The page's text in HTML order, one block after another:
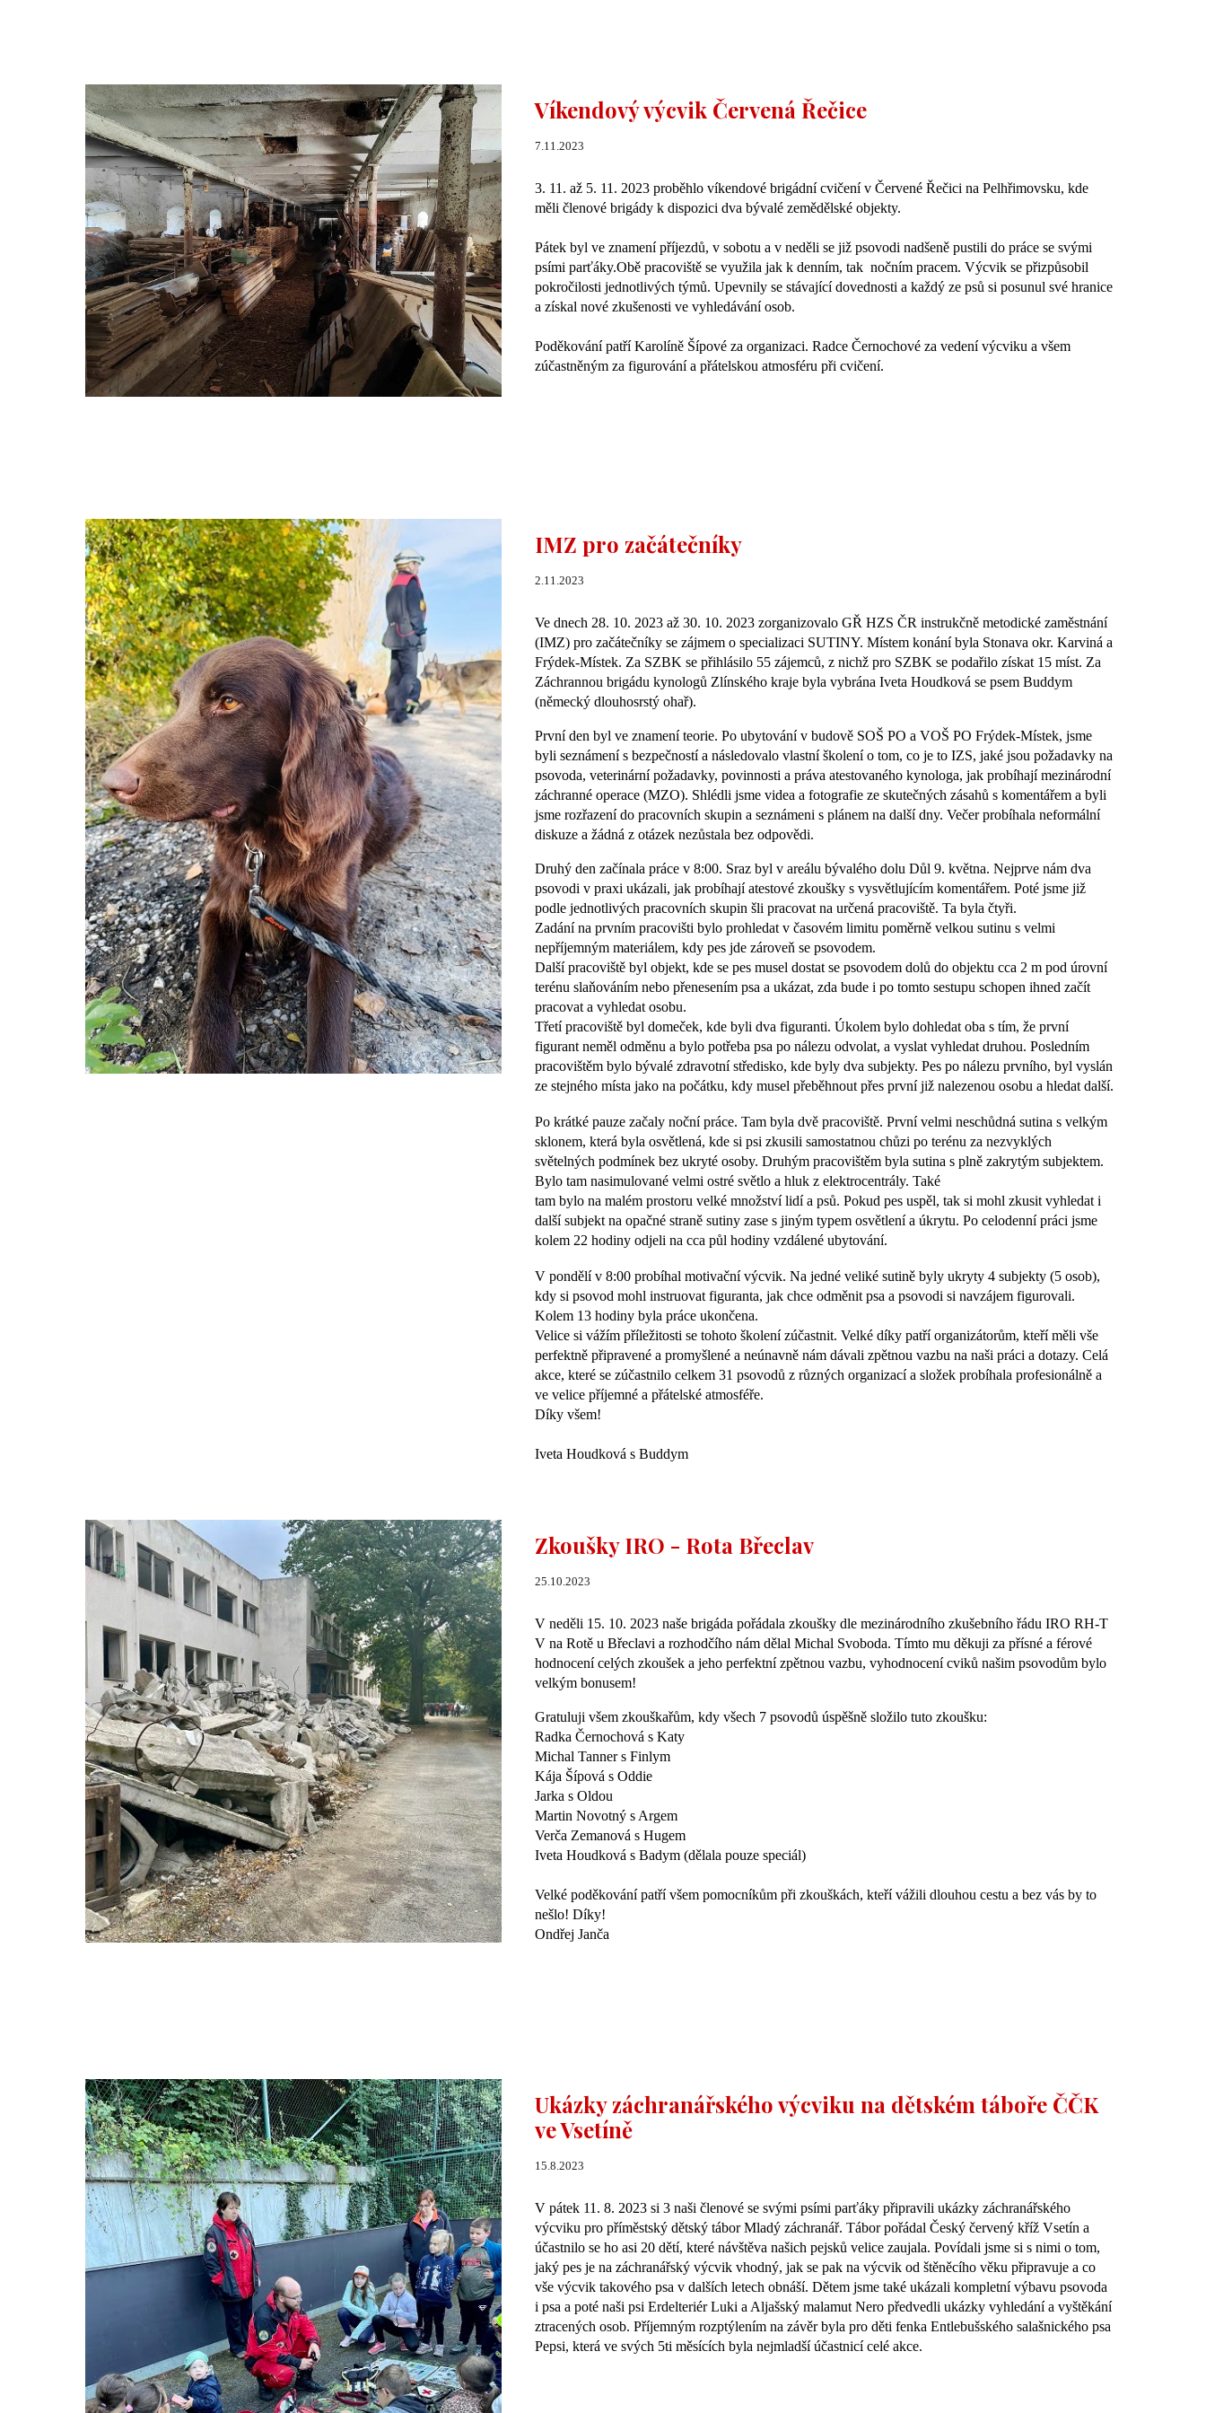
Víkendový výcvik Červená Řečice
7.11.2023
3. 11. až 5. 11. 2023 proběhlo víkendové brigádní cvičení v Červené Řečici na Pelhřimovsku, kde
měli členové brigády k dispozici dva bývalé zemědělské objekty.
Pátek byl ve znamení příjezdů, v sobotu a v neděli se již psovodi nadšeně pustili do práce se svými
psími parťáky.Obě pracoviště se využila jak k denním, tak nočním pracem. Výcvik se přizpůsobil
pokročilosti jednotlivých týmů. Upevnily se stávající dovednosti a každý ze psů si posunul své hranice
a získal nové zkušenosti ve vyhledávání osob.
Poděkování patří Karolíně Šípové za organizaci. Radce Černochové za vedení výcviku a všem
zúčastněným za figurování a přátelskou atmosféru při cvičení.
IMZ pro začátečníky
2.11.2023
Ve dnech 28. 10. 2023 až 30. 10. 2023 zorganizovalo GŘ HZS ČR instrukčně metodické zaměstnání
(IMZ) pro začátečníky se zájmem o specializaci SUTINY. Místem konání byla Stonava okr. Karviná a
Frýdek-Místek. Za SZBK se přihlásilo 55 zájemců, z nichž pro SZBK se podařilo získat 15 míst. Za
Záchrannou brigádu kynologů Zlínského kraje byla vybrána Iveta Houdková se psem Buddym
(německý dlouhosrstý ohař).
První den byl ve znamení teorie. Po ubytování v budově SOŠ PO a VOŠ PO Frýdek-Místek, jsme
byli seznámení s bezpečností a následovalo vlastní školení o tom, co je to IZS, jaké jsou požadavky na
psovoda, veterinární požadavky, povinnosti a práva atestovaného kynologa, jak probíhají mezinárodní
záchranné operace (MZO). Shlédli jsme videa a fotografie ze skutečných zásahů s komentářem a byli
jsme rozřazení do pracovních skupin a seznámeni s plánem na další dny. Večer probíhala neformální
diskuze a žádná z otázek nezůstala bez odpovědi.
Druhý den začínala práce v 8:00. Sraz byl v areálu bývalého dolu Důl 9. května. Nejprve nám dva
psovodi v praxi ukázali, jak probíhají atestové zkoušky s vysvětlujícím komentářem. Poté jsme již
podle jednotlivých pracovních skupin šli pracovat na určená pracoviště. Ta byla čtyři.
Zadání na prvním pracovišti bylo prohledat v časovém limitu poměrně velkou sutinu s velmi
nepříjemným materiálem, kdy pes jde zároveň se psovodem.
Další pracoviště byl objekt, kde se pes musel dostat se psovodem dolů do objektu cca 2 m pod úrovní
terénu slaňováním nebo přenesením psa a ukázat, zda bude i po tomto sestupu schopen ihned začít
pracovat a vyhledat osobu.
Třetí pracoviště byl domeček, kde byli dva figuranti. Úkolem bylo dohledat oba s tím, že první
figurant neměl odměnu a bylo potřeba psa po nálezu odvolat, a vyslat vyhledat druhou. Posledním
pracovištěm bylo bývalé zdravotní středisko, kde byly dva subjekty. Pes po nálezu prvního, byl vyslán
ze stejného místa jako na počátku, kdy musel přeběhnout přes první již nalezenou osobu a hledat další.
Po krátké pauze začaly noční práce. Tam byla dvě pracoviště. První velmi neschůdná sutina s velkým
sklonem, která byla osvětlená, kde si psi zkusili samostatnou chůzi po terénu za nezvyklých
světelných podmínek bez ukryté osoby. Druhým pracovištěm byla sutina s plně zakrytým subjektem.
Bylo tam nasimulované velmi ostré světlo a hluk z elektrocentrály. Také
tam bylo na malém prostoru velké množství lidí a psů. Pokud pes uspěl, tak si mohl zkusit vyhledat i
další subjekt na opačné straně sutiny zase s jiným typem osvětlení a úkrytu. Po celodenní práci jsme
kolem 22 hodiny odjeli na cca půl hodiny vzdálené ubytování.
V pondělí v 8:00 probíhal motivační výcvik. Na jedné veliké sutině byly ukryty 4 subjekty (5 osob),
kdy si psovod mohl instruovat figuranta, jak chce odměnit psa a psovodi si navzájem figurovali.
Kolem 13 hodiny byla práce ukončena.
Velice si vážím příležitosti se tohoto školení zúčastnit. Velké díky patří organizátorům, kteří měli vše
perfektně připravené a promyšlené a neúnavně nám dávali zpětnou vazbu na naši práci a dotazy. Celá
akce, které se zúčastnilo celkem 31 psovodů z různých organizací a složek probíhala profesionálně a
ve velice příjemné a přátelské atmosféře.
Díky všem!
Iveta Houdková s Buddym
Zkoušky IRO - Rota Břeclav
25.10.2023
V neděli 15. 10. 2023 naše brigáda pořádala zkoušky dle mezinárodního zkušebního řádu IRO RH-T
V na Rotě u Břeclavi a rozhodčího nám dělal Michal Svoboda. Tímto mu děkuji za přísné a férové
hodnocení celých zkoušek a jeho perfektní zpětnou vazbu, vyhodnocení cviků našim psovodům bylo
velkým bonusem!
Gratuluji všem zkouškařům, kdy všech 7 psovodů úspěšně složilo tuto zkoušku:
Radka Černochová s Katy
Michal Tanner s Finlym
Kája Šípová s Oddie
Jarka s Oldou
Martin Novotný s Argem
Verča Zemanová s Hugem
Iveta Houdková s Badym (dělala pouze speciál)
Velké poděkování patří všem pomocníkům při zkouškách, kteří vážili dlouhou cestu a bez vás by to
nešlo! Díky!
Ondřej Janča
Ukázky záchranářského výcviku na dětském táboře ČČK
ve Vsetíně
15.8.2023
V pátek 11. 8. 2023 si 3 naši členové se svými psími parťáky připravili ukázky záchranářského
výcviku pro příměstský dětský tábor Mladý záchranář. Tábor pořádal Český červený kříž Vsetín a
účastnilo se ho asi 20 dětí, které návštěva našich pejsků velice zaujala. Povídali jsme si s nimi o tom,
jaký pes je na záchranářský výcvik vhodný, jak se pak na výcvik od štěněcího věku připravuje a co
vše výcvik takového psa v dalších letech obnáší. Dětem jsme také ukázali kompletní výbavu psovoda
i psa a poté naši psi Erdelteriér Luki a Aljašský malamut Nero předvedli ukázky vyhledání a vyštěkání
ztracených osob. Příjemným rozptýlením na závěr byla pro děti fenka Entlebušského salašnického psa
Pepsi, která ve svých 5ti měsících byla nejmladší účastnicí celé akce.